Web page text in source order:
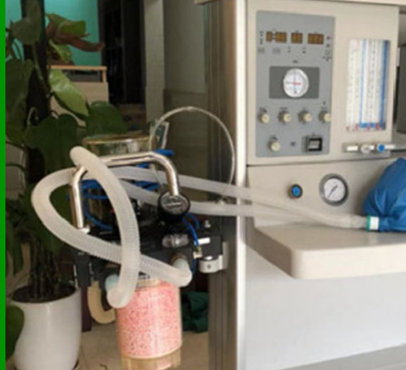
白山液相色谱仪回收电话 白山液相
我们的客户遍布各行各业，众多知名企业选择与我们合作
我们的专业性和可靠性。我们始终以客户为中心，致力于
好的回收体验和服务质量。在吉林星跃再生资源，您不仅
质的回收服务，还可以获得行业内的最新资讯和动态，为
提供有力支持。
选择吉林星跃再生资源，就是选择了一个专业、可靠、高
伴。我们期待与您携手合作，共同推动医疗设备回收行业
为社会环保事业贡献一份力量。